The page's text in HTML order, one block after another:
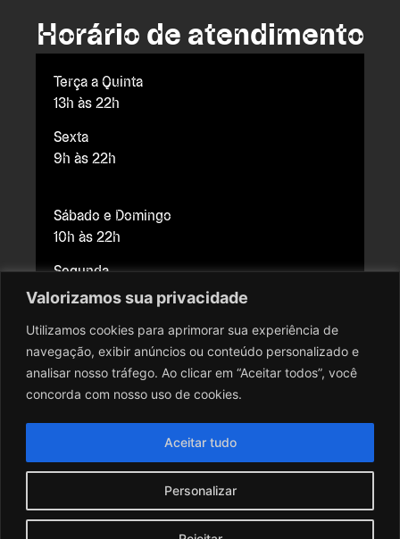
Valorizamos sua privacidade
Utilizamos cookies para aprimorar sua experiência de
navegação, exibir anúncios ou conteúdo personalizado e
analisar nosso tráfego. Ao clicar em “Aceitar todos”, você
concorda com nosso uso de cookies.
Personalizar
Aceitar tudo
Horário de atendimento
Terça a Quinta
13h às 22h
Sexta
9h às 22h
Sábado e Domingo
10h às 22h
Segunda
Fechado para manutenção
Copyright © 2026 Cine Brasília. Todos os direitos reservados.
Todo o conteúdo do site, todas as fotos, imagens, logotipos,
dress, aqui veiculados são de propriedade exclusiva do Cine
Brasília. É vedada qualquer reprodução, total ou parcial, de
qualquer elemento de identidade, sem expressa autorização. A
violação de qualquer direito mencionado implicará na
responsabilização cível e criminal nos termos da Lei.